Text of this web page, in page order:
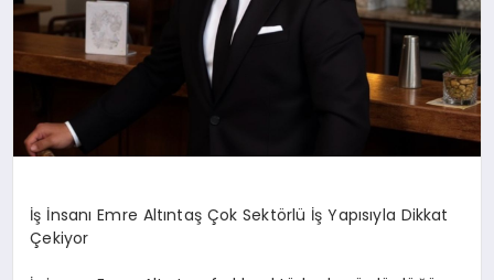
İş İnsanı Emre Altıntaş Çok Sektörlü İş Yapısıyla Dikkat
Çekiyor